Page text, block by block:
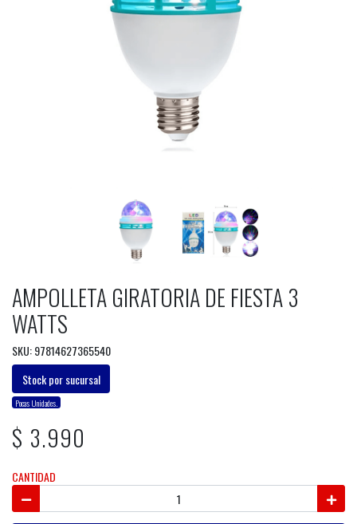
AMPOLLETA GIRATORIA DE FIESTA 3
WATTS
SKU: 97814627365540
Stock por sucursal
Pocas Unidades.
$ 3.990
CANTIDAD